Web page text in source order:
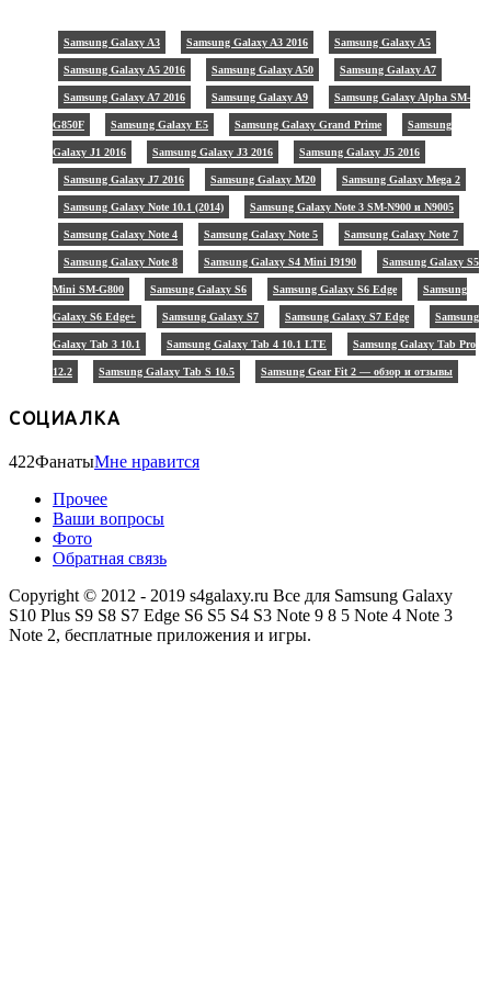
Samsung Galaxy A3 Samsung Galaxy A3 2016 Samsung Galaxy A5
Samsung Galaxy A5 2016 Samsung Galaxy A50 Samsung Galaxy A7
Samsung Galaxy A7 2016 Samsung Galaxy A9 Samsung Galaxy Alpha SM-
G850F Samsung Galaxy E5 Samsung Galaxy Grand Prime Samsung
Galaxy J1 2016 Samsung Galaxy J3 2016 Samsung Galaxy J5 2016
Samsung Galaxy J7 2016 Samsung Galaxy M20 Samsung Galaxy Mega 2
Samsung Galaxy Note 10.1 (2014) Samsung Galaxy Note 3 SM-N900 и N9005
Samsung Galaxy Note 4 Samsung Galaxy Note 5 Samsung Galaxy Note 7
Samsung Galaxy Note 8 Samsung Galaxy S4 Mini I9190 Samsung Galaxy S5
Mini SM-G800 Samsung Galaxy S6 Samsung Galaxy S6 Edge Samsung
Galaxy S6 Edge+ Samsung Galaxy S7 Samsung Galaxy S7 Edge Samsung
Galaxy Tab 3 10.1 Samsung Galaxy Tab 4 10.1 LTE Samsung Galaxy Tab Pro
12.2 Samsung Galaxy Tab S 10.5 Samsung Gear Fit 2 — обзор и отзывы
СОЦИАЛКА
422ФанатыМне нравится
Прочее
Ваши вопросы
Фото
Обратная связь
Copyright © 2012 - 2019 s4galaxy.ru Все для Samsung Galaxy
S10 Plus S9 S8 S7 Edge S6 S5 S4 S3 Note 9 8 5 Note 4 Note 3
Note 2, бесплатные приложения и игры.